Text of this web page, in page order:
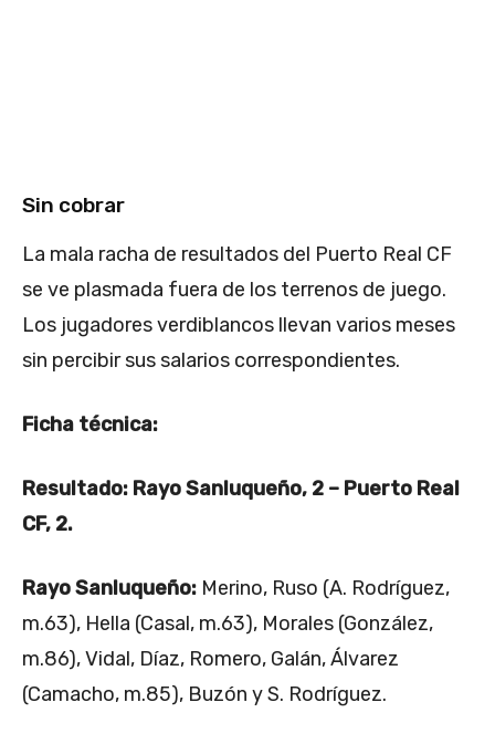
Sin cobrar
La mala racha de resultados del Puerto Real CF
se ve plasmada fuera de los terrenos de juego.
Los jugadores verdiblancos llevan varios meses
sin percibir sus salarios correspondientes.
Ficha técnica:
Resultado: Rayo Sanluqueño, 2 – Puerto Real
CF, 2.
Rayo Sanluqueño: Merino, Ruso (A. Rodríguez,
m.63), Hella (Casal, m.63), Morales (González,
m.86), Vidal, Díaz, Romero, Galán, Álvarez
(Camacho, m.85), Buzón y S. Rodríguez.